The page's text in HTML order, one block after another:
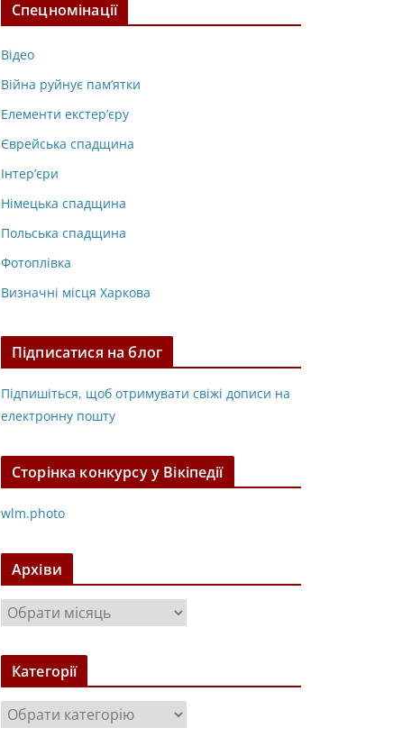
Спецномінації
Відео
Війна руйнує пам’ятки
Елементи екстер’єру
Єврейська спадщина
Інтер’єри
Німецька спадщина
Польська спадщина
Фотоплівка
Визначні місця Харкова
Підписатися на блог
Підпишіться, щоб отримувати свіжі дописи на
електронну пошту
Сторінка конкурсу у Вікіпедії
wlm.photo
Архіви
р
х
в
Категорії
а